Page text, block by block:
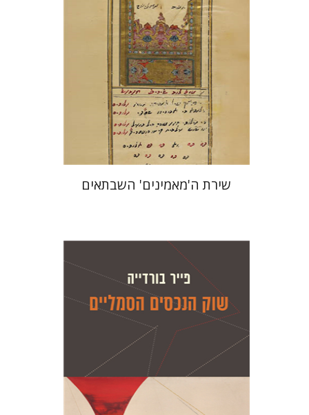
הנחת אתר ספר מודפס
$46
$41
שירת ה'מאמינים' השבתאים
פייר בורדייה
ז'יזל ספירו
אמוץ גלעדי
ז'יזל ספירו
אמוץ גלעדי